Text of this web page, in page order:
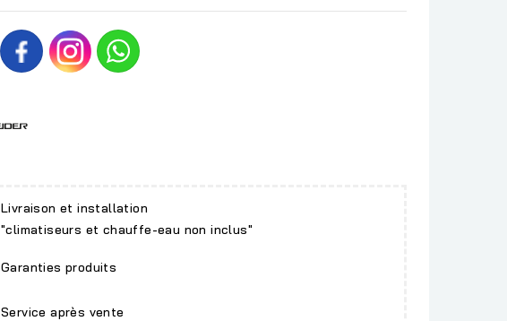
Livraison et installation
"climatiseurs et chauffe-eau non inclus"
Garanties produits
Service après vente